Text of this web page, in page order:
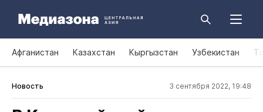
Афганистан Казахстан Кыргызстан Узбекистан
Новость 3 сентября 2022, 19:48